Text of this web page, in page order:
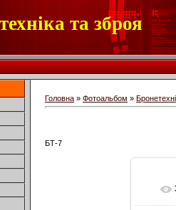
та зброя
Головна » Фотоальбом »
БТ-7